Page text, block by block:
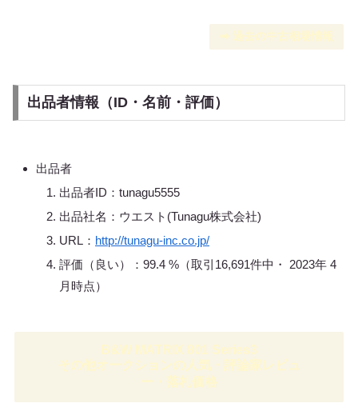
➡︎ 過去の中古相場情報
出品者情報（ID・名前・評価）
出品者
出品者ID：tunagu5555
出品社名：ウエスト(Tunagu株式会社)
URL： http://tunagu-inc.co.jp/
評価（良い）：99.4 %（取引16,691件中・ 2023年 4
月時点）
B&W MATRIX 801 Series3
その他オークションの人気・評論家レビュ
ー・落札価格